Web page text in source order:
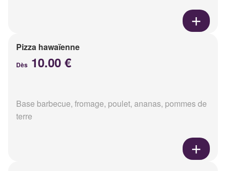
Pizza hawaïenne
Dès 10.00 €
Base barbecue, fromage, poulet, ananas, pommes de
terre